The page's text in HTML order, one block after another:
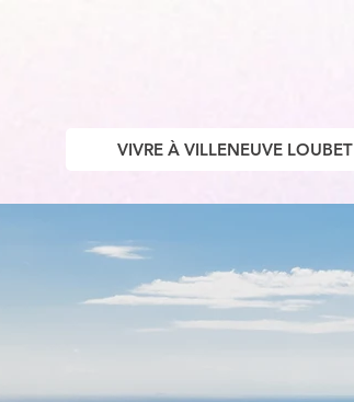
VIVRE À VILLENEUVE LOUBET